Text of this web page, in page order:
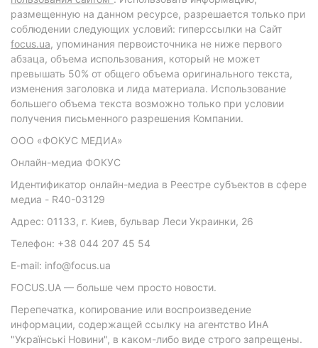
размещенную на данном ресурсе, разрешается только при
соблюдении следующих условий: гиперссылки на Сайт
focus.ua, упоминания первоисточника не ниже первого
абзаца, объема использования, который не может
превышать 50% от общего объема оригинального текста,
изменения заголовка и лида материала. Использование
большего объема текста возможно только при условии
получения письменного разрешения Компании.
ООО «ФОКУС МЕДИА»
Онлайн-медиа ФОКУС
Идентификатор онлайн-медиа в Реестре субъектов в сфере
медиа - R40-03129
Адрес: 01133, г. Киев, бульвар Леси Украинки, 26
Телефон: +38 044 207 45 54
E-mail: info@focus.ua
FOCUS.UA — больше чем просто новости.
Перепечатка, копирование или воспроизведение
информации, содержащей ссылку на агентство ИнА
"Українські Новини", в каком-либо виде строго запрещены.